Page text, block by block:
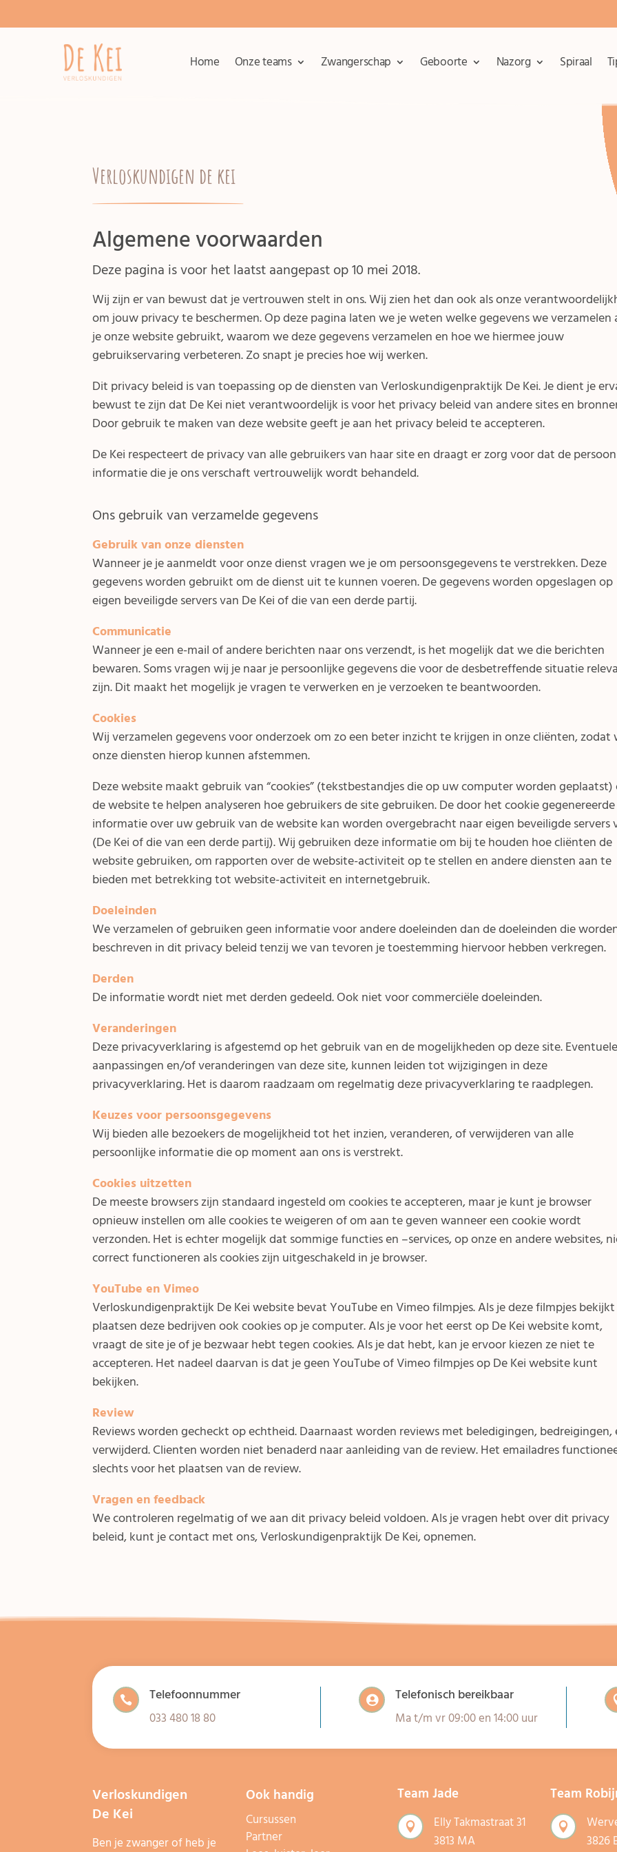
Home Onze teams Zwangerschap Geboorte Nazorg Spiraal
Verloskundigen de kei
Algemene voorwaarden
Deze pagina is voor het laatst aangepast op 10 mei 2018.
Wij zijn er van bewust dat je vertrouwen stelt in ons. Wij zien het dan ook als onze
om jouw privacy te beschermen. Op deze pagina laten we je weten welke gegevens we verzamelen
je onze website gebruikt, waarom we deze gegevens verzamelen en hoe we hiermee jouw
gebruikservaring verbeteren. Zo snapt je precies hoe wij werken.
Dit privacy beleid is van toepassing op de diensten van Verloskundigenpraktijk De Kei. Je dient je
bewust te zijn dat De Kei niet verantwoordelijk is voor het privacy beleid van andere sites en
Door gebruik te maken van deze website geeft je aan het privacy beleid te accepteren.
De Kei respecteert de privacy van alle gebruikers van haar site en draagt er zorg voor dat de
informatie die je ons verschaft vertrouwelijk wordt behandeld.
Ons gebruik van verzamelde gegevens
Gebruik van onze diensten
Wanneer je je aanmeldt voor onze dienst vragen we je om persoonsgegevens te verstrekken. Deze
gegevens worden gebruikt om de dienst uit te kunnen voeren. De gegevens worden opgeslagen op
eigen beveiligde servers van De Kei of die van een derde partij.
Communicatie
Wanneer je een e-mail of andere berichten naar ons verzendt, is het mogelijk dat we die berichten
bewaren. Soms vragen wij je naar je persoonlijke gegevens die voor de desbetreffende situatie
zijn. Dit maakt het mogelijk je vragen te verwerken en je verzoeken te beantwoorden.
Cookies
Wij verzamelen gegevens voor onderzoek om zo een beter inzicht te krijgen in onze cliënten, zodat
onze diensten hierop kunnen afstemmen.
Deze website maakt gebruik van “cookies” (tekstbestandjes die op uw computer worden
de website te helpen analyseren hoe gebruikers de site gebruiken. De door het cookie gegenereerde
informatie over uw gebruik van de website kan worden overgebracht naar eigen beveiligde servers
(De Kei of die van een derde partij). Wij gebruiken deze informatie om bij te houden hoe cliënten de
website gebruiken, om rapporten over de website-activiteit op te stellen en andere diensten aan te
bieden met betrekking tot website-activiteit en internetgebruik.
Doeleinden
We verzamelen of gebruiken geen informatie voor andere doeleinden dan de doeleinden die
beschreven in dit privacy beleid tenzij we van tevoren je toestemming hiervoor hebben verkregen.
Derden
De informatie wordt niet met derden gedeeld. Ook niet voor commerciële doeleinden.
Veranderingen
Deze privacyverklaring is afgestemd op het gebruik van en de mogelijkheden op deze site.
aanpassingen en/of veranderingen van deze site, kunnen leiden tot wijzigingen in deze
privacyverklaring. Het is daarom raadzaam om regelmatig deze privacyverklaring te raadplegen.
Keuzes voor persoonsgegevens
Wij bieden alle bezoekers de mogelijkheid tot het inzien, veranderen, of verwijderen van alle
persoonlijke informatie die op moment aan ons is verstrekt.
Cookies uitzetten
De meeste browsers zijn standaard ingesteld om cookies te accepteren, maar je kunt je browser
opnieuw instellen om alle cookies te weigeren of om aan te geven wanneer een cookie wordt
verzonden. Het is echter mogelijk dat sommige functies en –services, op onze en andere websites,
correct functioneren als cookies zijn uitgeschakeld in je browser.
YouTube en Vimeo
Verloskundigenpraktijk De Kei website bevat YouTube en Vimeo filmpjes. Als je deze filmpjes bekijkt
plaatsen deze bedrijven ook cookies op je computer. Als je voor het eerst op De Kei website komt,
vraagt de site je of je bezwaar hebt tegen cookies. Als je dat hebt, kan je ervoor kiezen ze niet te
accepteren. Het nadeel daarvan is dat je geen YouTube of Vimeo filmpjes op De Kei website kunt
bekijken.
Review
Reviews worden gecheckt op echtheid. Daarnaast worden reviews met beledigingen, bedreigingen,
verwijderd. Clienten worden niet benaderd naar aanleiding van de review. Het emailadres
slechts voor het plaatsen van de review.
Vragen en feedback
We controleren regelmatig of we aan dit privacy beleid voldoen. Als je vragen hebt over dit privacy
beleid, kunt je contact met ons, Verloskundigenpraktijk De Kei, opnemen.
 Telefoonnummer
033 480 18 80
 Telefonisch bereikbaar
Ma t/m vr 09:00 en 14:00 uur
Verloskundigen
De Kei
Ben je zwanger of heb je
Ook handig
Cursussen
Partner
Team Jade

Elly Takmastraat 31
3813 MA
Team

3826